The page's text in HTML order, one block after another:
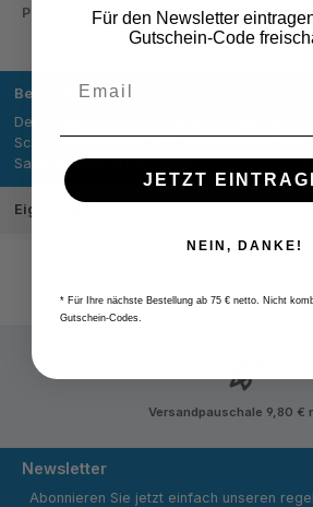
Produktnummer:S591TM
Beschreibung
Der Schaftfräser S591TM überzeugt durch
Schaftdurchmesser, 90° Schneidwinkel und
Sandvik R390-11T3…Mehr
Eigenschaften
Versandpauschale 9,80 €
Newsletter
Abonnieren Sie jetzt einfach unseren
Für den Newsletter
Gutschein-Code
JETZT
NEIN, DANKE!
* Für Ihre nächste Bestellung ab 75 € netto. Nicht
Gutschein-Codes.